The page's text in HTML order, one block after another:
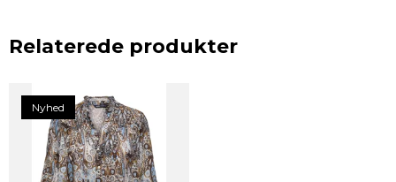
Relaterede produkter
Nyhed